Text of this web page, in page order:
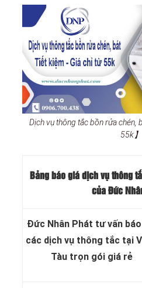
Dịch vụ thông tắc bồn rửa chén,
55k】
Bảng báo giá dịch vụ thông
của Đức
Đức Nhân Phát tư vấn
các dịch vụ thông tắc tại
Tàu trọn gói giá rẻ